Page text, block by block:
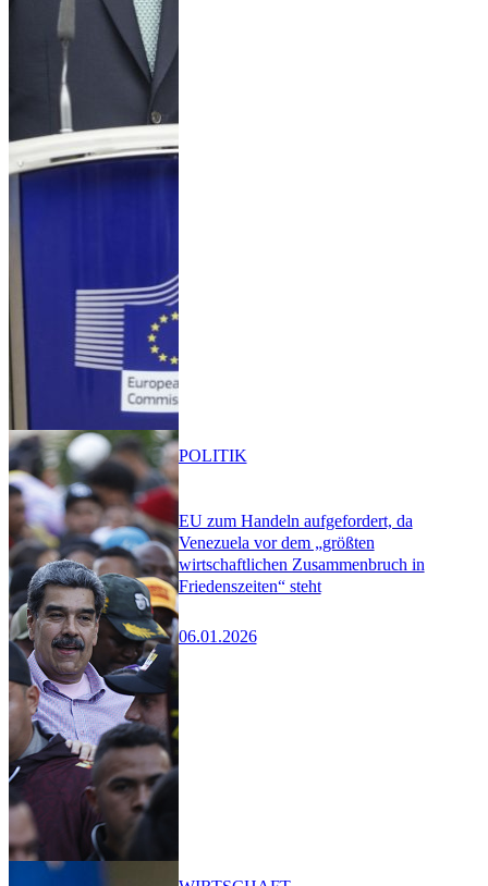
EU zum Handeln aufgefordert, da
Venezuela vor dem „größten
wirtschaftlichen Zusammenbruch in
Friedenszeiten“ steht
06.01.2026
POLITIK